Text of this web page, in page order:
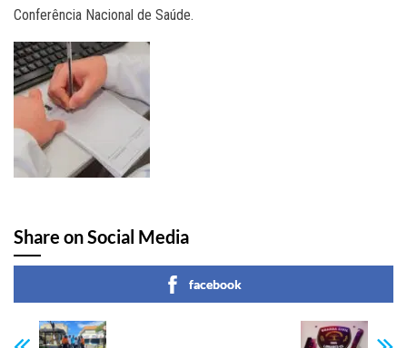
Conferência Nacional de Saúde.
Share on Social Media
facebook